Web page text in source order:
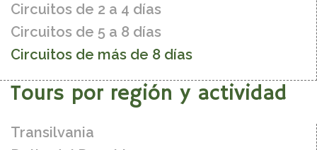
Circuitos de 2 a 4 días
Circuitos de 5 a 8 días
Circuitos de más de 8 días
Tours por región y actividad
Transilvania